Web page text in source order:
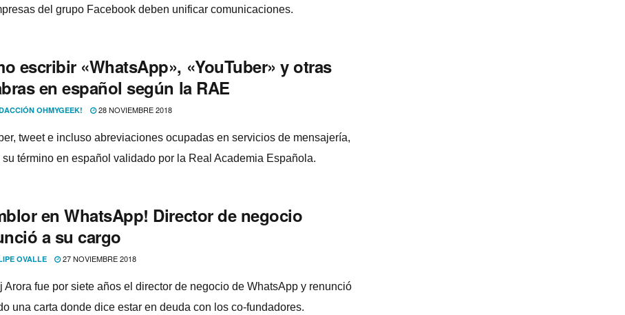
del grupo Facebook deben unificar comunicaciones.
escribir «WhatsApp», «YouTuber» y otras
en español según la RAE
OHMYGEEK! 28 NOVIEMBRE 2018
tweet e incluso abreviaciones ocupadas en servicios de mensajerí­a,
su término en español validado por la Real Academia Española.
en WhatsApp! Director de negocio
a su cargo
OVALLE 27 NOVIEMBRE 2018
Arora fue por siete años el director de negocio de WhatsApp y renunció
una carta donde dice estar en deuda con los co-fundadores.